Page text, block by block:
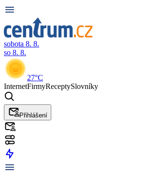
sobota 8. 8.
so 8. 8.
27°C
InternetFirmyReceptySlovníky
Přihlášení